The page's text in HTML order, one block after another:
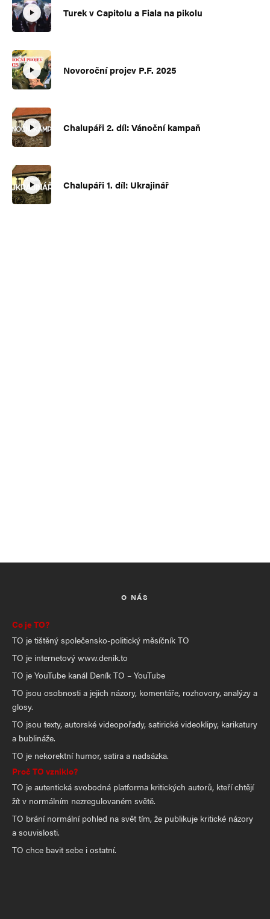
Turek v Capitolu a Fiala na pikolu
Novoroční projev P.F. 2025
Chalupáři 2. díl: Vánoční kampaň
Chalupáři 1. díl: Ukrajinář
O NÁS
Co je TO?
TO je tištěný společensko-politický měsíčník TO
TO je internetový www.denik.to
TO je YouTube kanál Deník TO – YouTube
TO jsou osobnosti a jejich názory, komentáře, rozhovory, analýzy a
glosy.
TO jsou texty, autorské videopořady, satirické videoklipy, karikatury
a bublináže.
TO je nekorektní humor, satira a nadsázka.
Proč TO vzniklo?
TO je autentická svobodná platforma kritických autorů, kteří chtějí
žít v normálním nezregulovaném světě.
TO brání normální pohled na svět tím, že publikuje kritické názory
a souvislosti.
TO chce bavit sebe i ostatní.